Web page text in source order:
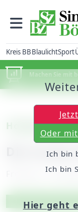
Kreis BBBlaulichtSport
Machen Sie mit
Holzgerlingen
Die
Freitag, 12.
Artikel
Exklusiv für
Oder
Ich bin
Ich bin
Hier geht